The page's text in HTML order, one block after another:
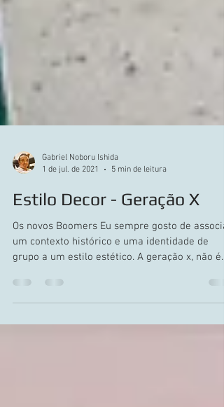
Gabriel Noboru Ishida
1 de jul. de 2021
5 min de leitura
Estilo Decor - Geração X
Os novos Boomers Eu sempre gosto de
um contexto histórico e uma identidade de